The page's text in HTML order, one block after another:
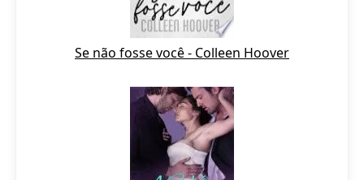
Se não fosse você - Colleen Hoover